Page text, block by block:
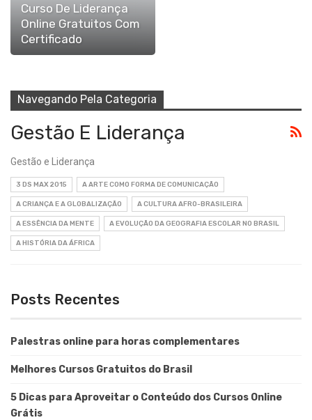
Curso De Liderança
Online Gratuitos Com
Certificado
Navegando Pela Categoria
Gestão E Liderança
Gestão e Liderança
3 DS MAX 2015 A ARTE COMO FORMA DE COMUNICAÇÃO
A CRIANÇA E A GLOBALIZAÇÃO A CULTURA AFRO-BRASILEIRA
A ESSÊNCIA DA MENTE A EVOLUÇÃO DA GEOGRAFIA ESCOLAR NO BRASIL
A HISTÓRIA DA ÁFRICA
Posts Recentes
Palestras online para horas complementares
Melhores Cursos Gratuitos do Brasil
5 Dicas para Aproveitar o Conteúdo dos Cursos Online
Grátis